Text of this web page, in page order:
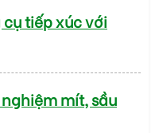
tiếp xúc với
mít, sầu